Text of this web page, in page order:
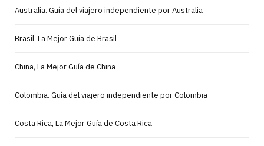
Australia. Guía del viajero independiente por Australia
Brasil, La Mejor Guía de Brasil
China, La Mejor Guía de China
Colombia. Guía del viajero independiente por Colombia
Costa Rica, La Mejor Guía de Costa Rica